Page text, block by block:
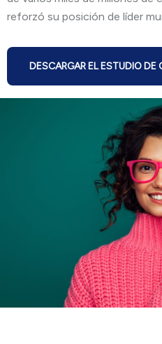
reforzó su posición de líder
DESCARGAR EL ESTUDIO DE